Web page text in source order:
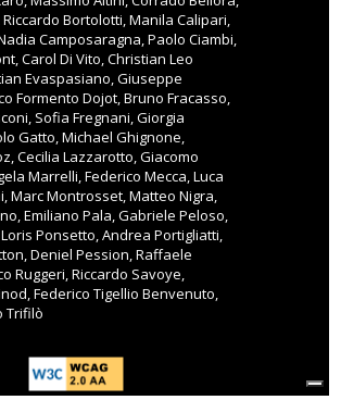
Bortolotti, Manila Calipari,
Camposaragna, Paolo Ciambi,
Carol Di Vito, Christian Leo
Evaspasiano, Giuseppe
Formento Dojot, Bruno Fracasso,
Sofia Fregnani, Giorgia
Gatto, Michael Ghignone,
Cecilia Lazzarotto, Giacomo
Marrelli, Federico Mecca, Luca
Marc Montrosset, Matteo Nigra,
Emiliano Pala, Gabriele Peloso,
Ponsetto, Andrea Portigliatti,
Deniel Pession, Raffaele
Ruggeri, Riccardo Savoye,
Federico Tigellio Benvenuto,
Trifilò